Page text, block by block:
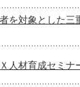
を対象とした
人材育成セミナ